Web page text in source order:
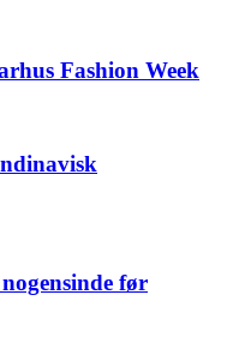
Fashion Week
før